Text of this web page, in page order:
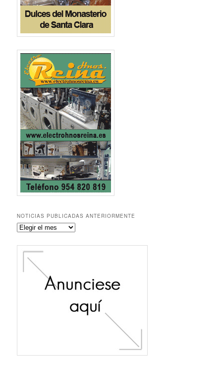
NOTICIAS PUBLICADAS ANTERIORMENTE
Noticias
anteriormente